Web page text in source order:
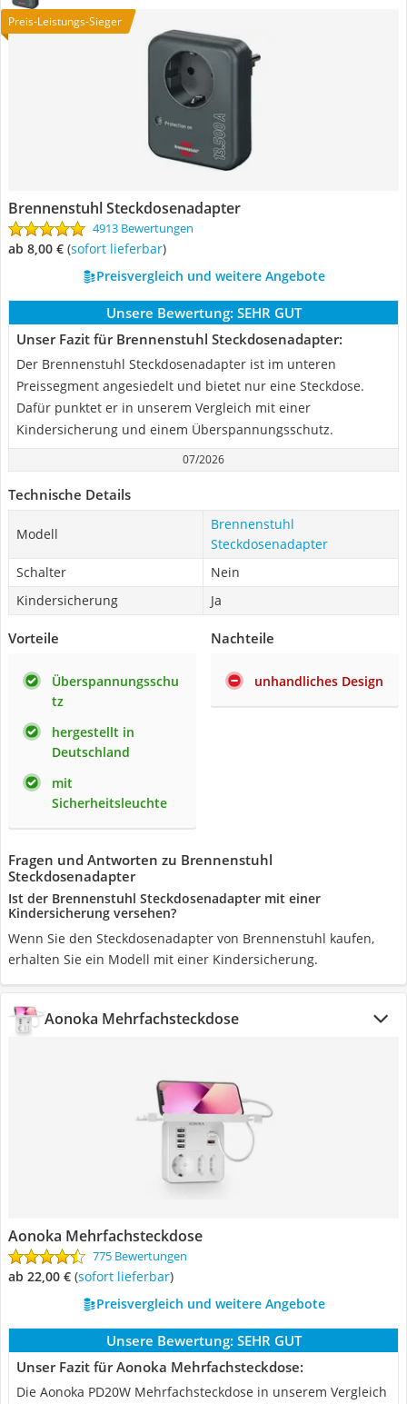
Preis-Leistungs-Sieger
Brennenstuhl Steckdosenadapter
4913 Bewertungen
ab 8,00 € ( Sofort lieferbar)
Preisvergleich und weitere Angebote
Unsere Bewertung: SEHR GUT
Unser Fazit für Brennenstuhl Steckdosenadapter:
Der Brennenstuhl Steckdosenadapter ist im unteren
Preissegment angesiedelt und bietet nur eine Steckdose.
Dafür punktet er in unserem Vergleich mit einer
Kindersicherung und einem Überspannungsschutz.
07/2026
Technische Details
Modell
Brennenstuhl
Steckdosenadapter
Schalter
Nein
Kindersicherung
Ja
Vorteile
Überspannungsschu
tz
hergestellt in
Deutschland
mit
Sicherheitsleuchte
Nachteile
unhandliches Design
Fragen und Antworten zu Brennenstuhl
Steckdosenadapter
Ist der Brennenstuhl Steckdosenadapter mit einer
Kindersicherung versehen?
Wenn Sie den Steckdosenadapter von Brennenstuhl kaufen,
erhalten Sie ein Modell mit einer Kindersicherung.
Aonoka Mehrfachsteckdose
Aonoka Mehrfachsteckdose
775 Bewertungen
ab 22,00 € ( Sofort lieferbar)
Preisvergleich und weitere Angebote
Unsere Bewertung: SEHR GUT
Unser Fazit für Aonoka Mehrfachsteckdose:
Die Aonoka PD20W Mehrfachsteckdose in unserem Vergleich